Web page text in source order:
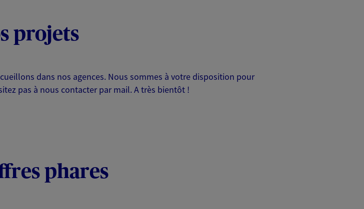
projets
dans nos agences. Nous sommes à votre disposition pour
pas à nous contacter par mail. A très bientôt !
phares